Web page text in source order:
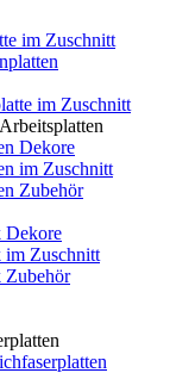
im Zuschnitt
im Zuschnitt
Dekore
im Zuschnitt
Zubehör
Dekore
im Zuschnitt
Zubehör